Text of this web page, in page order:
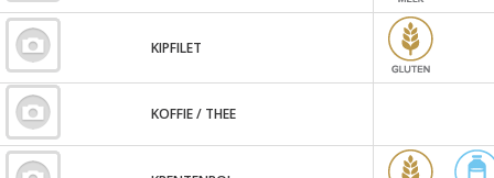
KIPFILET
KOFFIE / THEE